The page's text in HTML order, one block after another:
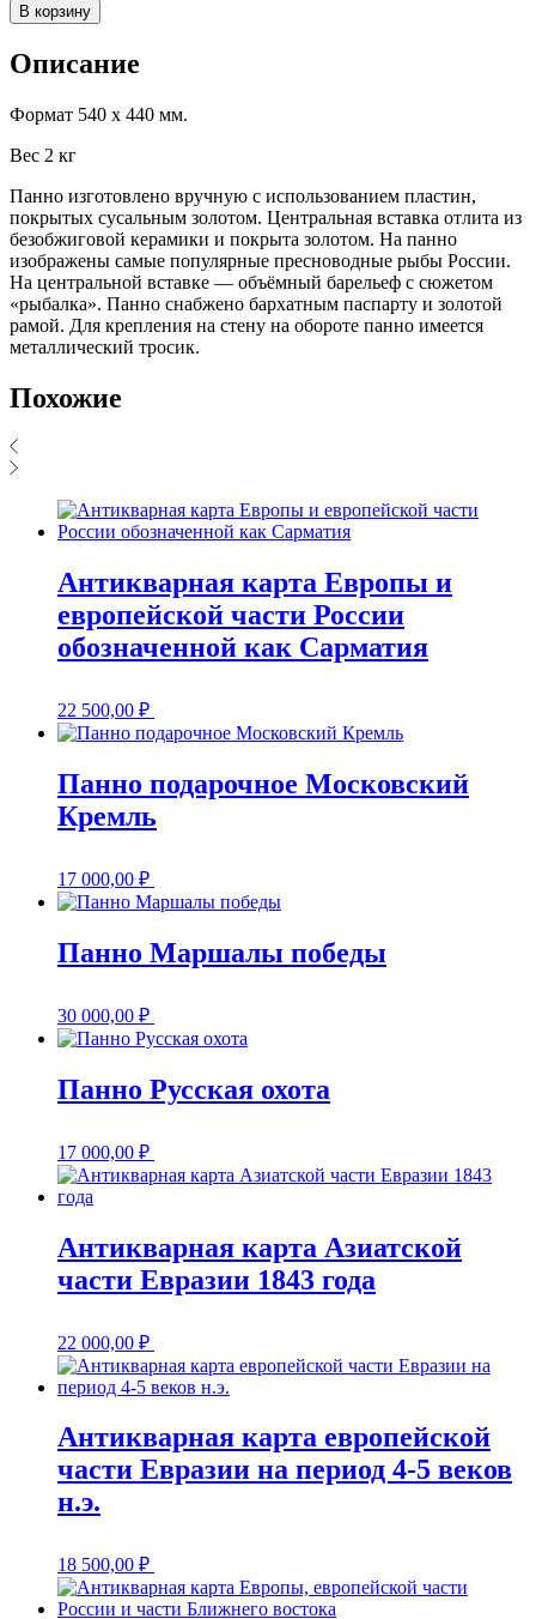
В корзину
Описание
Формат 540 х 440 мм.
Вес 2 кг
Панно изготовлено вручную с использованием пластин,
покрытых сусальным золотом. Центральная вставка отлита из
безобжиговой керамики и покрыта золотом. На панно
изображены самые популярные пресноводные рыбы России.
На центральной вставке — объёмный барельеф с сюжетом
«рыбалка». Панно снабжено бархатным паспарту и золотой
рамой. Для крепления на стену на обороте панно имеется
металлический тросик.
Похожие
Антикварная карта Европы и
европейской части России
обозначенной как Сарматия
22 500,00 ₽
Панно подарочное Московский
Кремль
17 000,00 ₽
Панно Маршалы победы
30 000,00 ₽
Панно Русская охота
17 000,00 ₽
Антикварная карта Азиатской
части Евразии 1843 года
22 000,00 ₽
Антикварная карта европейской
части Евразии на период 4-5 веков
н.э.
18 500,00 ₽